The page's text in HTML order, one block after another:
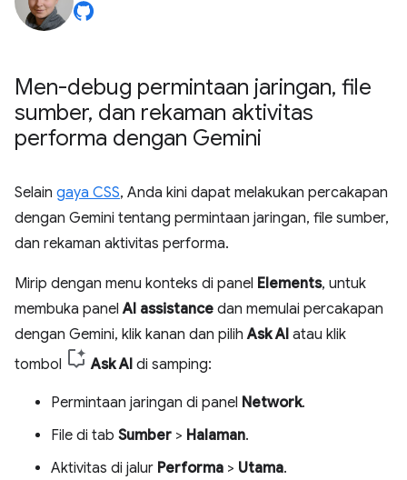
Men-debug permintaan jaringan, file
sumber, dan rekaman aktivitas
performa dengan Gemini
Selain gaya CSS, Anda kini dapat melakukan percakapan
dengan Gemini tentang permintaan jaringan, file sumber,
dan rekaman aktivitas performa.
Mirip dengan menu konteks di panel Elements, untuk
membuka panelAI assistance dan memulai percakapan
dengan Gemini, klik kanan dan pilihAsk AI atau klik
tombol
Ask AI di samping:
Permintaan jaringan di panel Network.
File di tab Sumber > Halaman.
Aktivitas di jalur Performa > Utama.